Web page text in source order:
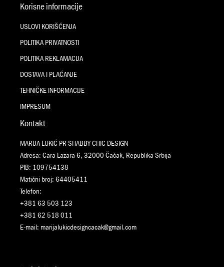
Korisne informacije
USLOVI KORIŠĆENJA
POLITIKA PRIVATNOSTI
POLITIKA REKLAMACIJA
DOSTAVA I PLAĆANJE
TEHNIČKE INFORMACIJE
IMPRESUM
Kontakt
MARIJA LUKIĆ PR SHABBY CHIC DESIGN
Adresa: Cara Lazara 6, 32000 Čačak, Republika Srbija
PIB: 109754138
Matični broj: 64405411
Telefon:
+381 63 503 123
+381 62 518 011
E-mail: marijalukicdesigncacak@gmail.com